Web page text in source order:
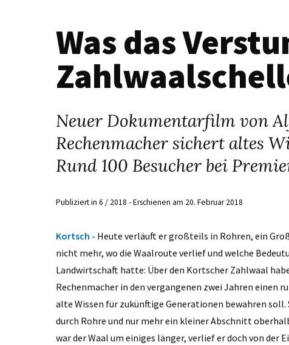
Was das
Neuer Dokumentarfilm von
Rechenmacher sichert altes
Rund 100 Besucher bei
Publiziert in 6 / 2018 - Erschienen am 20. Februar 2018
Kortsch - Heute verläuft er großteils in Rohren, ein
nicht mehr, wo die Waalroute verlief und welche
Landwirtschaft hatte: Über den Kortscher Zahlwaal
Rechenmacher in den vergangenen zwei Jahren
alte Wissen für zukünftige Generationen bewahren
durch Rohre und nur mehr ein kleiner Abschnitt
war der Waal um einiges länger, verlief er doch von der